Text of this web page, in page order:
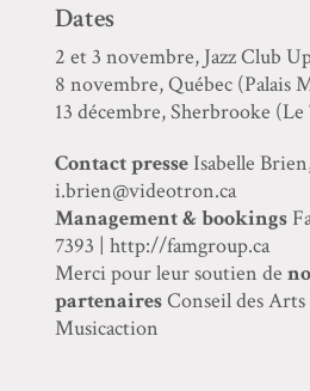
Dates
2 et 3 novembre, Jazz Club
8 novembre, Québec (Palais
13 décembre, Sherbrooke
Contact presseIsabelle
i.brien@videotron.ca
Management & bookings
7393 | http://famgroup.ca
Merci pour leur soutien de
partenairesConseil des Arts
Musicaction